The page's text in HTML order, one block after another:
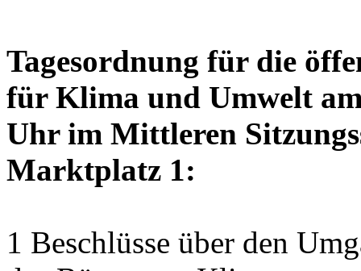
Tagesordnung für die
für Klima und Umwelt
Uhr im Mittleren
Marktplatz 1:
1 Beschlüsse über den